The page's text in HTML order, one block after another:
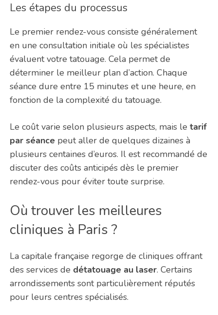
Les étapes du processus
Le premier rendez-vous consiste généralement
en une consultation initiale où les spécialistes
évaluent votre tatouage. Cela permet de
déterminer le meilleur plan d’action. Chaque
séance dure entre 15 minutes et une heure, en
fonction de la complexité du tatouage.
Le coût varie selon plusieurs aspects, mais le tarif
par séance peut aller de quelques dizaines à
plusieurs centaines d’euros. Il est recommandé de
discuter des coûts anticipés dès le premier
rendez-vous pour éviter toute surprise.
Où trouver les meilleures
cliniques à Paris ?
La capitale française regorge de cliniques offrant
des services de détatouage au laser. Certains
arrondissements sont particulièrement réputés
pour leurs centres spécialisés.